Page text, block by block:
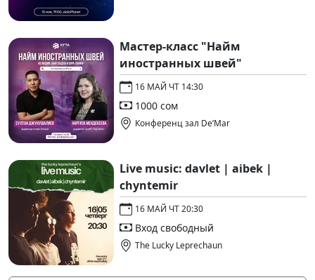
Мастер-класс "Найм
иностранных швей"
16 МАЙ ЧТ 14:30
1000 сом
Конференц зал De’Mar
Live music: davlet | aibek |
chyntemir
16 МАЙ ЧТ 20:30
Вход свободный
The Lucky Leprechaun